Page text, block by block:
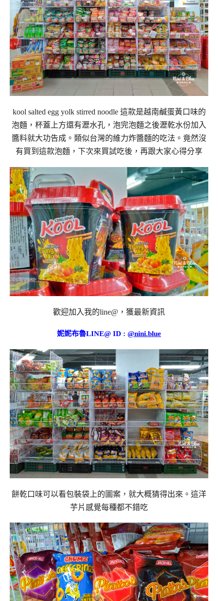
kool salted egg yolk stirred noodle 這款是越南鹹蛋黃口味的
泡麵，杯蓋上方還有瀝水孔，泡完泡麵之後瀝乾水份加入
醬料就大功告成。類似台灣的維力炸醬麵的吃法。竟然沒
有買到這款泡麵，下次來買試吃後，再跟大家心得分享
歡迎加入我的line@，獲最新資訊
妮妮布魯LINE@ ID : @nini.blue
餅乾口味可以看包裝袋上的圖案，就大概猜得出來。這洋
芋片感覺每種都不錯吃